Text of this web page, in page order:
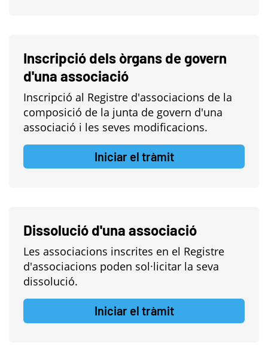
Inscripció dels òrgans de govern
d'una associació
Inscripció al Registre d'associacions de la
composició de la junta de govern d'una
associació i les seves modificacions.
Iniciar el tràmit
Dissolució d'una associació
Les associacions inscrites en el Registre
d'associacions poden sol·licitar la seva
dissolució.
Iniciar el tràmit